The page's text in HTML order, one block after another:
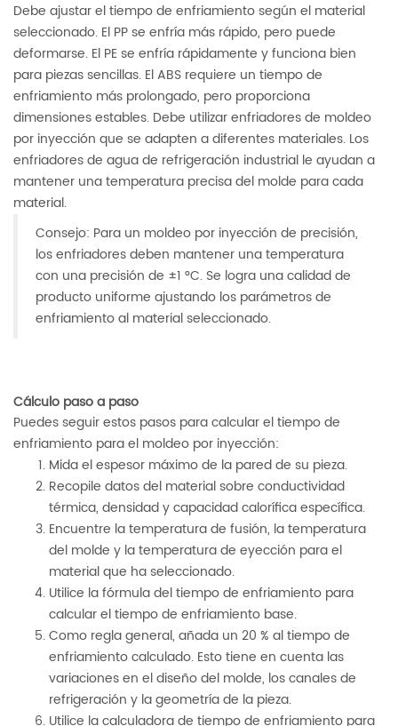
Debe ajustar el tiempo de enfriamiento según el material
seleccionado. El PP se enfría más rápido, pero puede
deformarse. El PE se enfría rápidamente y funciona bien
para piezas sencillas. El ABS requiere un tiempo de
enfriamiento más prolongado, pero proporciona
dimensiones estables. Debe utilizar enfriadores de moldeo
por inyección que se adapten a diferentes materiales. Los
enfriadores de agua de refrigeración industrial le ayudan a
mantener una temperatura precisa del molde para cada
material.
Consejo: Para un moldeo por inyección de precisión,
los enfriadores deben mantener una temperatura
con una precisión de ±1 °C. Se logra una calidad de
producto uniforme ajustando los parámetros de
enfriamiento al material seleccionado.
Cálculo paso a paso
Puedes seguir estos pasos para calcular el tiempo de
enfriamiento para el moldeo por inyección:
Mida el espesor máximo de la pared de su pieza.
Recopile datos del material sobre conductividad
térmica, densidad y capacidad calorífica específica.
Encuentre la temperatura de fusión, la temperatura
del molde y la temperatura de eyección para el
material que ha seleccionado.
Utilice la fórmula del tiempo de enfriamiento para
calcular el tiempo de enfriamiento base.
Como regla general, añada un 20 % al tiempo de
enfriamiento calculado. Esto tiene en cuenta las
variaciones en el diseño del molde, los canales de
refrigeración y la geometría de la pieza.
Utilice la calculadora de tiempo de enfriamiento para